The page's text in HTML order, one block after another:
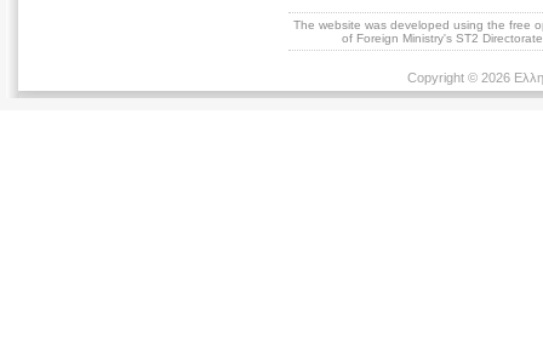
The website was developed using the free
of Foreign Ministry's ST2
Copyright © 2026